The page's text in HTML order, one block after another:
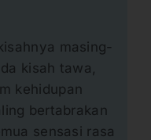
masing-
kisah tawa,
kehidupan
bertabrakan
sensasi rasa